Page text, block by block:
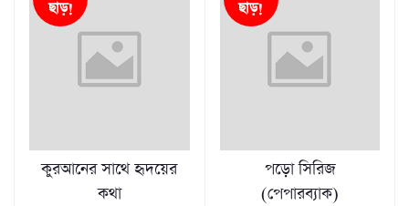
ছাড়!
কুরআনের সাথে হৃদয়ের
কথা
ছাড়!
পড়ো সিরিজ
(পেপারব্যাক)